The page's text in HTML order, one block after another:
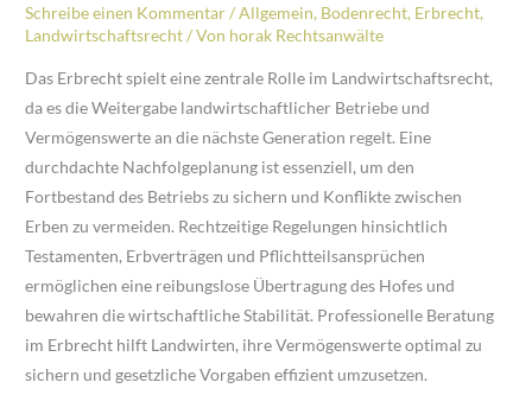
Schreibe einen Kommentar/Allgemein, Bodenrecht, Erbrecht,
Landwirtschaftsrecht/ Von horak Rechtsanwälte
Das Erbrecht spielt eine zentrale Rolle im Landwirtschaftsrecht,
da es die Weitergabe landwirtschaftlicher Betriebe und
Vermögenswerte an die nächste Generation regelt. Eine
durchdachte Nachfolgeplanung ist essenziell, um den
Fortbestand des Betriebs zu sichern und Konflikte zwischen
Erben zu vermeiden. Rechtzeitige Regelungen hinsichtlich
Testamenten, Erbverträgen und Pflichtteilsansprüchen
ermöglichen eine reibungslose Übertragung des Hofes und
bewahren die wirtschaftliche Stabilität. Professionelle Beratung
im Erbrecht hilft Landwirten, ihre Vermögenswerte optimal zu
sichern und gesetzliche Vorgaben effizient umzusetzen.